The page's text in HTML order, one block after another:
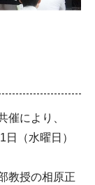
催により、
（水曜日）
教授の相原正